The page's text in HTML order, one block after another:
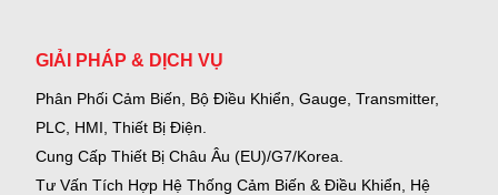
GIẢI PHÁP & DỊCH VỤ
Phân Phối Cảm Biến, Bộ Điều Khiển, Gauge, Transmitter,
PLC, HMI, Thiết Bị Điện.
Cung Cấp Thiết Bị Châu Âu (EU)/G7/Korea.
Tư Vấn Tích Hợp Hệ Thống Cảm Biến & Điều Khiển, Hệ